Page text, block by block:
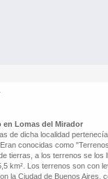
en Lomas del Mirador
de dicha localidad
conocidas como
tierras, a los terrenos se los
km². Los terrenos son con
la Ciudad de Buenos Aires,